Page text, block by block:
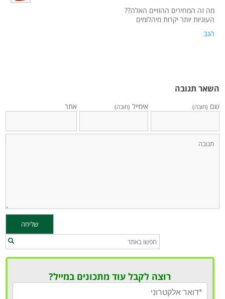
מה זה המחירים ההזויים האלה??
העוגיות יותר יקרות מיהלומים
הגב
השאר תגובה
שם (חובה) אימייל (חובה) אתר
רוצה לקבל עוד מתכונים במייל?